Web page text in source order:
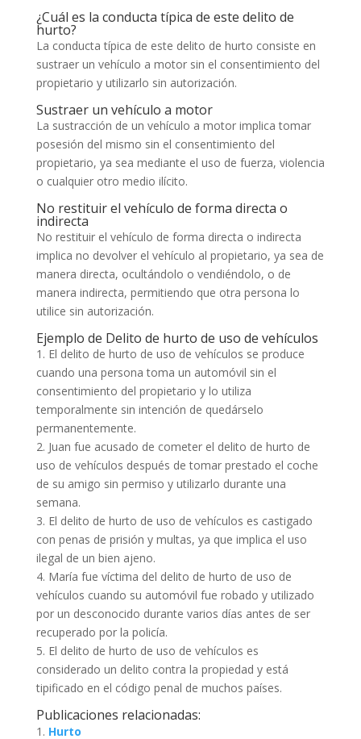
¿Cuál es la conducta típica de este delito de
hurto?
La conducta típica de este delito de hurto consiste en
sustraer un vehículo a motor sin el consentimiento del
propietario y utilizarlo sin autorización.
Sustraer un vehículo a motor
La sustracción de un vehículo a motor implica tomar
posesión del mismo sin el consentimiento del
propietario, ya sea mediante el uso de fuerza, violencia
o cualquier otro medio ilícito.
No restituir el vehículo de forma directa o
indirecta
No restituir el vehículo de forma directa o indirecta
implica no devolver el vehículo al propietario, ya sea de
manera directa, ocultándolo o vendiéndolo, o de
manera indirecta, permitiendo que otra persona lo
utilice sin autorización.
Ejemplo de Delito de hurto de uso de vehículos
1. El delito de hurto de uso de vehículos se produce
cuando una persona toma un automóvil sin el
consentimiento del propietario y lo utiliza
temporalmente sin intención de quedárselo
permanentemente.
2. Juan fue acusado de cometer el delito de hurto de
uso de vehículos después de tomar prestado el coche
de su amigo sin permiso y utilizarlo durante una
semana.
3. El delito de hurto de uso de vehículos es castigado
con penas de prisión y multas, ya que implica el uso
ilegal de un bien ajeno.
4. María fue víctima del delito de hurto de uso de
vehículos cuando su automóvil fue robado y utilizado
por un desconocido durante varios días antes de ser
recuperado por la policía.
5. El delito de hurto de uso de vehículos es
considerado un delito contra la propiedad y está
tipificado en el código penal de muchos países.
Publicaciones relacionadas:
Hurto